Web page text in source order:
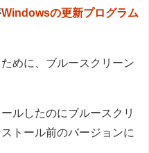
Windowsの更新プログラム
めに、ブルースクリーン
ルしたのにブルースクリ
トール前のバージョンに